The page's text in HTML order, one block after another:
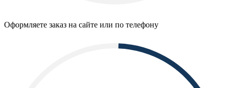
Оформляете заказ на сайте или по телефону